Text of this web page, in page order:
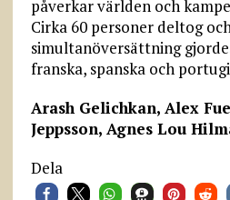
påverkar världen och
Cirka 60 personer deltog
simultanöversättning
franska, spanska och
Arash Gelichkan, Alex
Jeppsson, Agnes Lou
Dela